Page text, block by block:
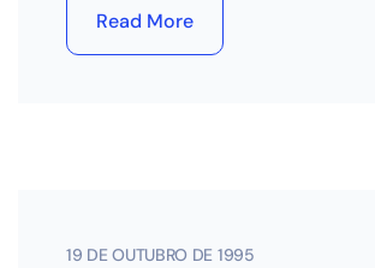
Read More
19 DE OUTUBRO DE 1995